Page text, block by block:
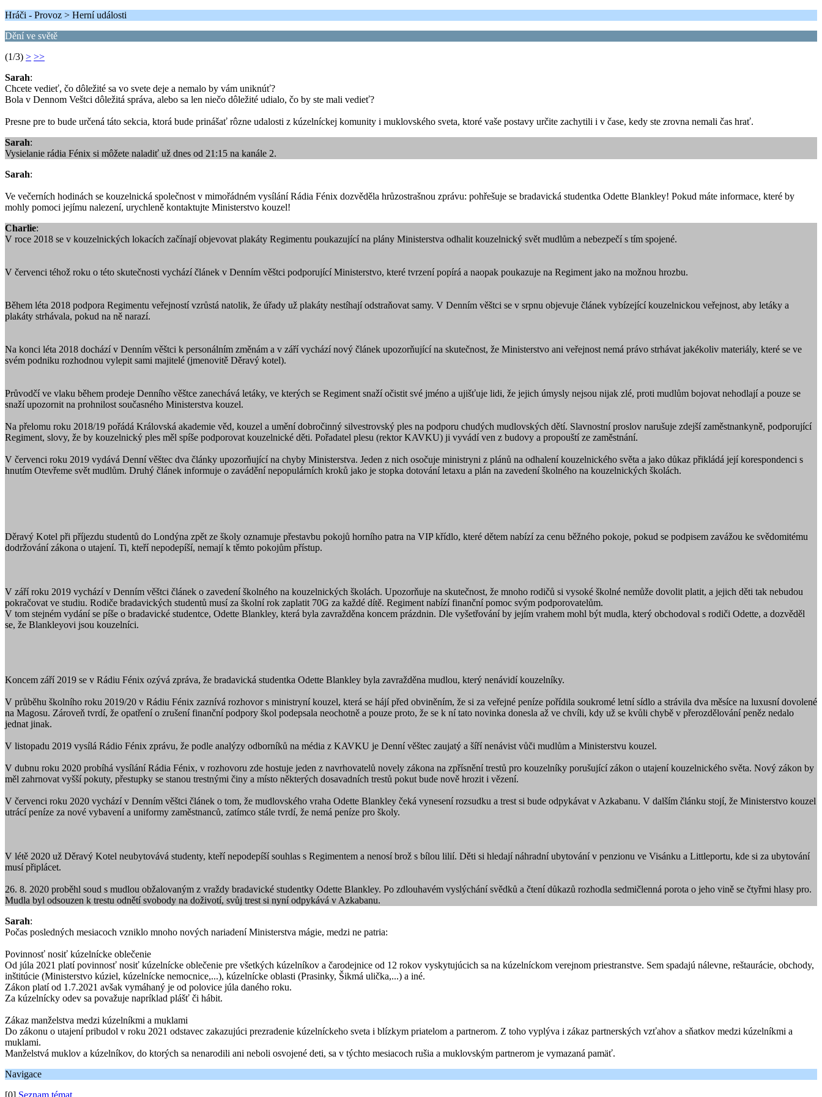
Hráči - Provoz > Herní události
Dění ve světě
(1/3) > >>
Sarah:
Chcete vedieť, čo dôležité sa vo svete deje a nemalo by vám uniknúť?
Bola v Dennom Veštci dôležitá správa, alebo sa len niečo dôležité udialo, čo by ste mali vedieť?
Presne pre to bude určená táto sekcia, ktorá bude prinášať rôzne udalosti z kúzelníckej komunity i muklovského sveta, ktoré vaše postavy určite zachytili i v čase, kedy ste zrovna nemali čas hrať.
Sarah:
Vysielanie rádia Fénix si môžete naladiť už dnes od 21:15 na kanále 2.
Sarah:
Ve večerních hodinách se kouzelnická společnost v mimořádném vysílání Rádia Fénix dozvěděla hrůzostrašnou zprávu: pohřešuje se bradavická studentka Odette Blankley! Pokud máte informace, které by
mohly pomoci jejímu nalezení, urychleně kontaktujte Ministerstvo kouzel!
Charlie:
V roce 2018 se v kouzelnických lokacích začínají objevovat plakáty Regimentu poukazující na plány Ministerstva odhalit kouzelnický svět mudlům a nebezpečí s tím spojené.
V červenci téhož roku o této skutečnosti vychází článek v Denním věštci podporující Ministerstvo, které tvrzení popírá a naopak poukazuje na Regiment jako na možnou hrozbu.
Během léta 2018 podpora Regimentu veřejností vzrůstá natolik, že úřady už plakáty nestíhají odstraňovat samy. V Denním věštci se v srpnu objevuje článek vybízející kouzelnickou veřejnost, aby letáky a
plakáty strhávala, pokud na ně narazí.
Na konci léta 2018 dochází v Denním věštci k personálním změnám a v září vychází nový článek upozorňující na skutečnost, že Ministerstvo ani veřejnost nemá právo strhávat jakékoliv materiály, které se ve
svém podniku rozhodnou vylepit sami majitelé (jmenovitě Děravý kotel).
Průvodčí ve vlaku během prodeje Denního věštce zanechává letáky, ve kterých se Regiment snaží očistit své jméno a ujišťuje lidi, že jejich úmysly nejsou nijak zlé, proti mudlům bojovat nehodlají a pouze se
snaží upozornit na prohnilost současného Ministerstva kouzel.
Na přelomu roku 2018/19 pořádá Královská akademie věd, kouzel a umění dobročinný silvestrovský ples na podporu chudých mudlovských dětí. Slavnostní proslov narušuje zdejší zaměstnankyně, podporující
Regiment, slovy, že by kouzelnický ples měl spíše podporovat kouzelnické děti. Pořadatel plesu (rektor KAVKU) ji vyvádí ven z budovy a propouští ze zaměstnání.
V červenci roku 2019 vydává Denní věštec dva články upozorňující na chyby Ministerstva. Jeden z nich osočuje ministryni z plánů na odhalení kouzelnického světa a jako důkaz přikládá její korespondenci s
hnutím Otevřeme svět mudlům. Druhý článek informuje o zavádění nepopulárních kroků jako je stopka dotování letaxu a plán na zavedení školného na kouzelnických školách.
Děravý Kotel při příjezdu studentů do Londýna zpět ze školy oznamuje přestavbu pokojů horního patra na VIP křídlo, které dětem nabízí za cenu běžného pokoje, pokud se podpisem zavážou ke svědomitému
dodržování zákona o utajení. Ti, kteří nepodepíší, nemají k těmto pokojům přístup.
V září roku 2019 vychází v Denním věštci článek o zavedení školného na kouzelnických školách. Upozorňuje na skutečnost, že mnoho rodičů si vysoké školné nemůže dovolit platit, a jejich děti tak nebudou
pokračovat ve studiu. Rodiče bradavických studentů musí za školní rok zaplatit 70G za každé dítě. Regiment nabízí finanční pomoc svým podporovatelům.
V tom stejném vydání se píše o bradavické studentce, Odette Blankley, která byla zavražděna koncem prázdnin. Dle vyšetřování by jejím vrahem mohl být mudla, který obchodoval s rodiči Odette, a dozvěděl
se, že Blankleyovi jsou kouzelníci.
Koncem září 2019 se v Rádiu Fénix ozývá zpráva, že bradavická studentka Odette Blankley byla zavražděna mudlou, který nenávidí kouzelníky.
V průběhu školního roku 2019/20 v Rádiu Fénix zaznívá rozhovor s ministryní kouzel, která se hájí před obviněním, že si za veřejné peníze pořídila soukromé letní sídlo a strávila dva měsíce na luxusní dovolené
na Magosu. Zároveň tvrdí, že opatření o zrušení finanční podpory škol podepsala neochotně a pouze proto, že se k ní tato novinka donesla až ve chvíli, kdy už se kvůli chybě v přerozdělování peněz nedalo
jednat jinak.
V listopadu 2019 vysílá Rádio Fénix zprávu, že podle analýzy odborníků na média z KAVKU je Denní věštec zaujatý a šíří nenávist vůči mudlům a Ministerstvu kouzel.
V dubnu roku 2020 probíhá vysílání Rádia Fénix, v rozhovoru zde hostuje jeden z navrhovatelů novely zákona na zpřísnění trestů pro kouzelníky porušující zákon o utajení kouzelnického světa. Nový zákon by
měl zahrnovat vyšší pokuty, přestupky se stanou trestnými činy a místo některých dosavadních trestů pokut bude nově hrozit i vězení.
V červenci roku 2020 vychází v Denním věštci článek o tom, že mudlovského vraha Odette Blankley čeká vynesení rozsudku a trest si bude odpykávat v Azkabanu. V dalším článku stojí, že Ministerstvo kouzel
utrácí peníze za nové vybavení a uniformy zaměstnanců, zatímco stále tvrdí, že nemá peníze pro školy.
V létě 2020 už Děravý Kotel neubytovává studenty, kteří nepodepíší souhlas s Regimentem a nenosí brož s bílou lilií. Děti si hledají náhradní ubytování v penzionu ve Visánku a Littleportu, kde si za ubytování
musí připlácet.
26. 8. 2020 proběhl soud s mudlou obžalovaným z vraždy bradavické studentky Odette Blankley. Po zdlouhavém vyslýchání svědků a čtení důkazů rozhodla sedmičlenná porota o jeho vině se čtyřmi hlasy pro.
Mudla byl odsouzen k trestu odnětí svobody na doživotí, svůj trest si nyní odpykává v Azkabanu.
Sarah:
Počas posledných mesiacoch vzniklo mnoho nových nariadení Ministerstva mágie, medzi ne patria:
Povinnosť nosiť kúzelnícke oblečenie
Od júla 2021 platí povinnosť nosiť kúzelnícke oblečenie pre všetkých kúzelníkov a čarodejnice od 12 rokov vyskytujúcich sa na kúzelníckom verejnom priestranstve. Sem spadajú nálevne, reštaurácie, obchody,
inštitúcie (Ministerstvo kúziel, kúzelnícke nemocnice,...), kúzelnícke oblasti (Prasinky, Šikmá ulička,...) a iné.
Zákon platí od 1.7.2021 avšak vymáhaný je od polovice júla daného roku.
Za kúzelnícky odev sa považuje napríklad plášť či hábit.
Zákaz manželstva medzi kúzelníkmi a muklami
Do zákonu o utajení pribudol v roku 2021 odstavec zakazujúci prezradenie kúzelníckeho sveta i blízkym priatelom a partnerom. Z toho vyplýva i zákaz partnerských vzťahov a sňatkov medzi kúzelníkmi a
muklami.
Manželstvá muklov a kúzelníkov, do ktorých sa nenarodili ani neboli osvojené deti, sa v týchto mesiacoch rušia a muklovským partnerom je vymazaná pamäť.
Navigace
[0] Seznam témat